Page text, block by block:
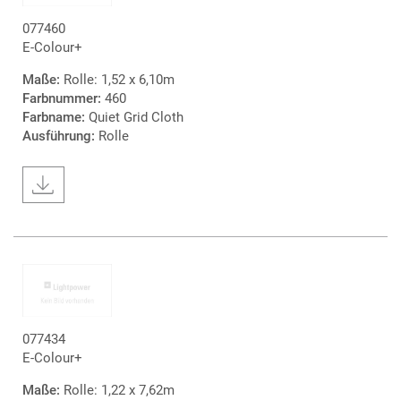
077460
E-Colour+
Maße: Rolle: 1,52 x 6,10m
Farbnummer: 460
Farbname: Quiet Grid Cloth
Ausführung: Rolle
077434
E-Colour+
Maße: Rolle: 1,22 x 7,62m